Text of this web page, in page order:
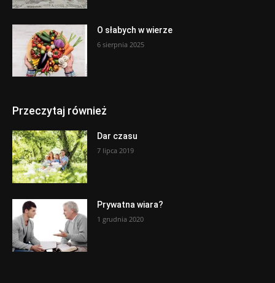
O słabych w wierze
6 sierpnia 2025
Przeczytaj również
Dar czasu
7 lipca 2019
Prywatna wiara?
1 grudnia 2020